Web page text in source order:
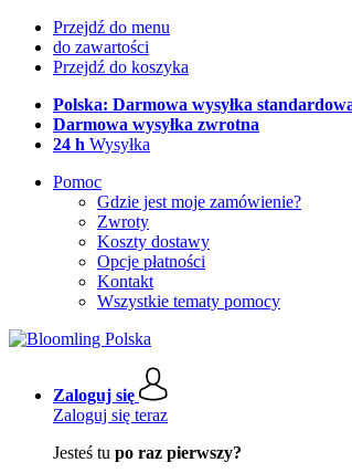
Przejdź do menu
do zawartości
Przejdź do koszyka
Polska: Darmowa wysyłka
Darmowa wysyłka zwrotna
24 h Wysyłka
Pomoc
Gdzie jest moje zamówienie?
Zwroty
Koszty dostawy
Opcje płatności
Kontakt
Wszystkie tematy pomocy
Zaloguj się
Zaloguj się teraz
Jesteś tu po raz pierwszy?